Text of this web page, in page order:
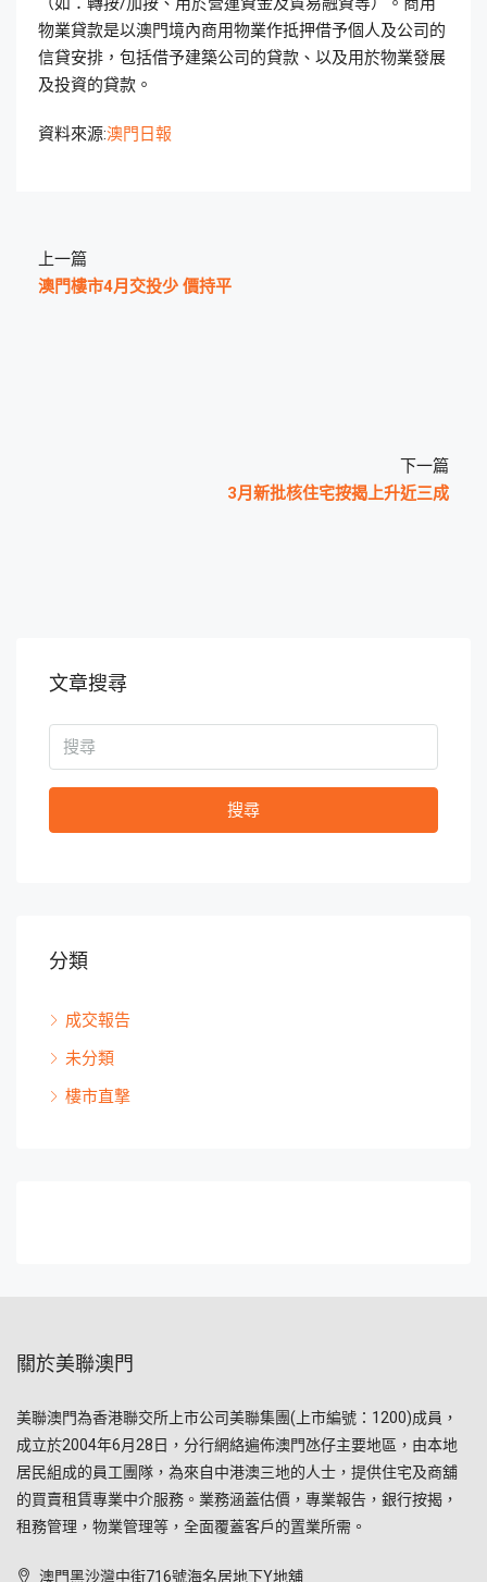
物業貸款是以澳門境內商用物業作抵押借予個人及公司的
信貸安排，包括借予建築公司的貸款、以及用於物業發展
及投資的貸款。
資料來源:澳門日報
上一篇
澳門樓市4月交投少 價持平
下一篇
3月新批核住宅按揭上升近三成
文章搜尋
搜尋
分類
成交報告
未分類
樓市直撃
關於美聯澳門
美聯澳門為香港聯交所上市公司美聯集團(上市編號：1200)成員，
成立於2004年6月28日，分行網絡遍佈澳門氹仔主要地區，由本地
居民組成的員工團隊，為來自中港澳三地的人士，提供住宅及商舖
的買賣租賃專業中介服務。業務涵蓋估價，專業報告，銀行按揭，
租務管理，物業管理等，全面覆蓋客戶的置業所需。
澳門黑沙灣中街716號海名居地下Y地舖